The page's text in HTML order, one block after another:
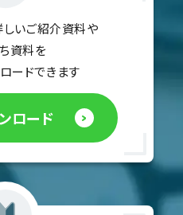
いご紹介資料や
資料を
ードできます
ロード